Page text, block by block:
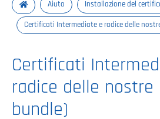
Aiuto Installazione del
Certificati Intermediate e radice delle
Certificati
radice delle nostre
bundle)